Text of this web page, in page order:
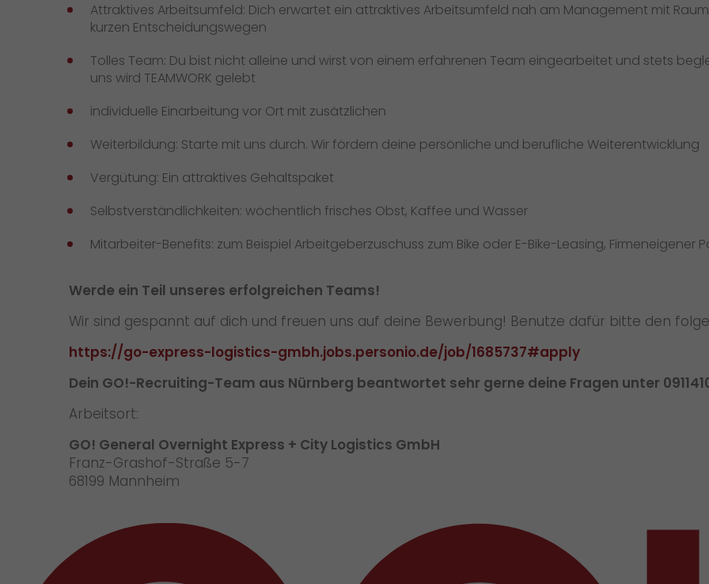
Attraktives Arbeitsumfeld: Dich erwartet ein attraktives Arbeitsumfeld nah am Management mit
kurzen Entscheidungswegen
Tolles Team: Du bist nicht alleine und wirst von einem erfahrenen Team eingearbeitet und stets
uns wird TEAMWORK gelebt
individuelle Einarbeitung vor Ort mit zusätzlichen
Weiterbildung: Starte mit uns durch. Wir fördern deine persönliche und berufliche Weiterentwicklung
Vergütung: Ein attraktives Gehaltspaket
Selbstverständlichkeiten: wöchentlich frisches Obst, Kaffee und Wasser
Mitarbeiter-Benefits: zum Beispiel Arbeitgeberzuschuss zum Bike oder E-Bike-Leasing, Firmeneigener
Werde ein Teil unseres erfolgreichen Teams!
Wir sind gespannt auf dich und freuen uns auf deine Bewerbung! Benutze dafür bitte den
https://go-express-logistics-gmbh.jobs.personio.de/job/1685737#apply
Dein GO!-Recruiting-Team aus Nürnberg beantwortet sehr gerne deine Fragen unter
Arbeitsort:
GO! General Overnight Express + City Logistics GmbH
Franz-Grashof-Straße 5-7
68199 Mannheim